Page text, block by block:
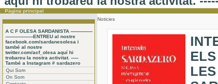
Pàgina principal
A C F OLESA SARDANISTA ---------------
-------------------ENTREU al nostre
facebook.com/sardanesolesa i
també al nostre
twitter.com/acf_olesa aquí hi
trobareu la nostra activitat. -----
També a Instagram # sardazero
Qui Som
On Som
Noticies